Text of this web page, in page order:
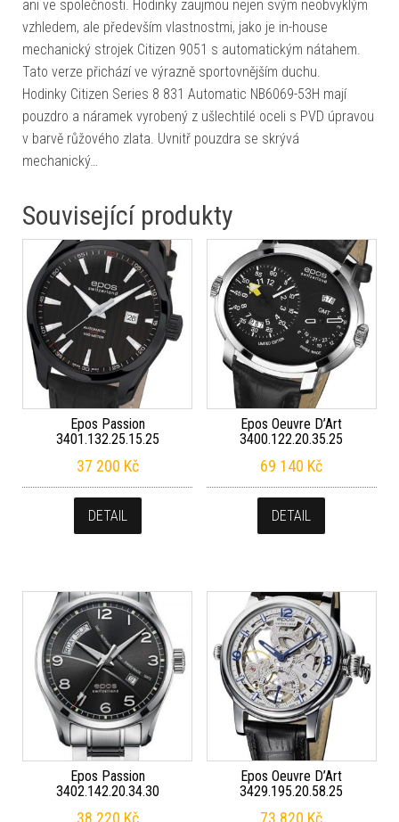
ani ve společnosti. Hodinky zaujmou nejen svým neobvyklým
vzhledem, ale především vlastnostmi, jako je in-house
mechanický strojek Citizen 9051 s automatickým nátahem.
Tato verze přichází ve výrazně sportovnějším duchu.
Hodinky Citizen Series 8 831 Automatic NB6069-53H mají
pouzdro a náramek vyrobený z ušlechtilé oceli s PVD úpravou
v barvě růžového zlata. Uvnitř pouzdra se skrývá
mechanický…
Související produkty
Epos Passion
3401.132.25.15.25
37 200 Kč
DETAIL
Epos Oeuvre D’Art
3400.122.20.35.25
69 140 Kč
DETAIL
Epos Passion
3402.142.20.34.30
38 220 Kč
Epos Oeuvre D’Art
3429.195.20.58.25
73 820 Kč